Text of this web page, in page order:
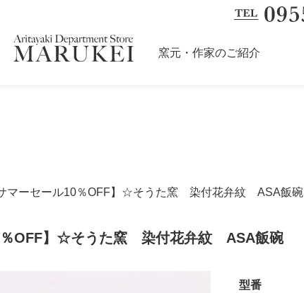
窯元・作家のご紹介
マーセール10％OFF】☆そうた窯 染付花弁紋 ASA飯碗
％OFF】☆そうた窯 染付花弁紋 ASA飯碗
型番